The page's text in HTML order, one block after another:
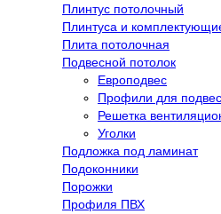
Плинтус потолочный
Плинтуса и
Плита потолочная
Подвесной потолок
Европодвес
Профили для
Решетка
Уголки
Подложка под ламинат
Подоконники
Порожки
Профиля ПВХ